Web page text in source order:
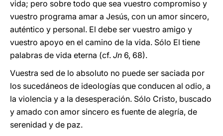
vida; pero sobre todo que sea vuestro compromiso y
vuestro programa amar a Jesús, con un amor sincero,
auténtico y personal. El debe ser vuestro amigo y
vuestro apoyo en el camino de la vida. Sólo El tiene
palabras de vida eterna (cf. Jn 6, 68).
Vuestra sed de lo absoluto no puede ser saciada por
los sucedáneos de ideologías que conducen al odio, a
la violencia y a la desesperación. Sólo Cristo, buscado
y amado con amor sincero es fuente de alegría, de
serenidad y de paz.